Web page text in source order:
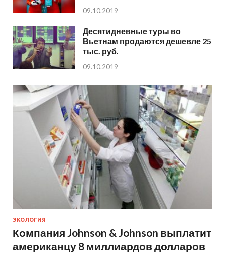
09.10.2019
Десятидневные туры во
Вьетнам продаются дешевле 25
тыс. руб.
09.10.2019
ЭКОЛОГИЯ
Компания Johnson & Johnson выплатит
американцу 8 миллиардов долларов